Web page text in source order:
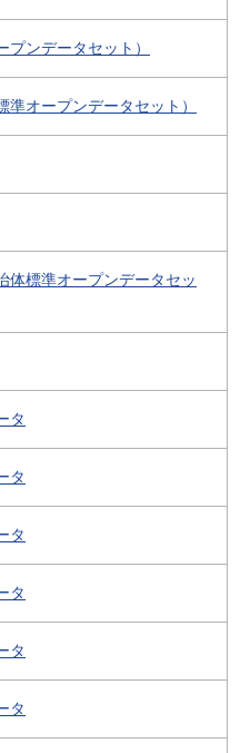
ンデータセット）
オープンデータセット）
体標準オープンデータセッ
タ
タ
タ
タ
タ
タ